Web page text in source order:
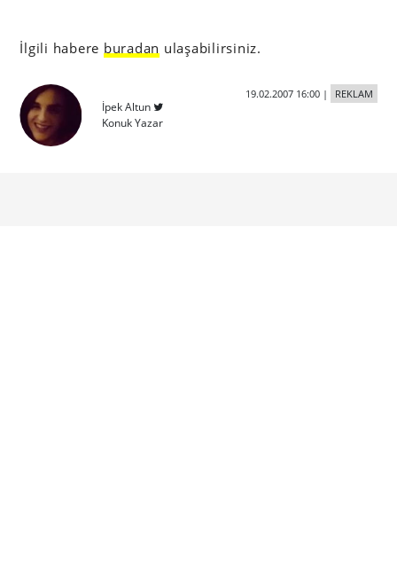
İlgili habere buradan ulaşabilirsiniz.
İpek Altun
Konuk Yazar
19.02.2007 16:00| REKLAM